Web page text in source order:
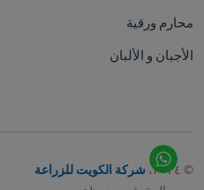
محارم ورقية
الأجبان و الألبان
© ٢٠٢٤،
شركة الكويت للزراعة